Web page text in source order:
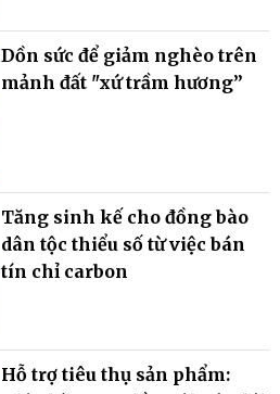
Dồn sức để giảm nghèo trên
mảnh đất "xứ trầm hương”
Tăng sinh kế cho đồng bào
dân tộc thiểu số từ việc bán
tín chỉ carbon
Hỗ trợ tiêu thụ sản phẩm: